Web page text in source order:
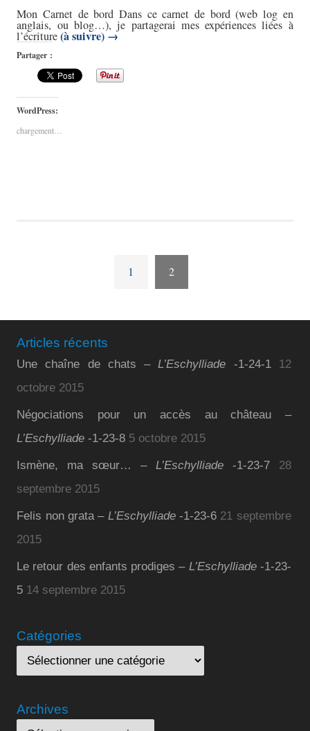
Mon Carnet de bord Dans ce carnet de bord (web log en
anglais, ou blog…), je partagerai mes expériences liées à
l’écriture(à suivre)→
Partager :
WordPress:
chargement…
1 2
Articles récents
Une chaîne de chats –L’Eschylliade -1-24-1
12
octobre 2015
Négociations pour un accès au château –
L’Eschylliade -1-23-8 5 octobre 2015
Ismène, ma sœur… – L’Eschylliade-1-23-7
28
septembre 2015
Felis non grata – L’Eschylliade-1-23-6 21 septembre
2015
Le retour des enfants prodiges – L’Eschylliade-1-23-
5 14 septembre 2015
Catégories
Archives